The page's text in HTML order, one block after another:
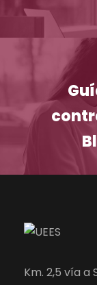
Km. 2,5 vía a